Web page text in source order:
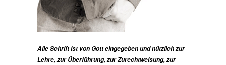
Alle Schrift ist von Gott eingegeben und nützlich zur
Lehre, zur Überführung, zur Zurechtweisung, zur